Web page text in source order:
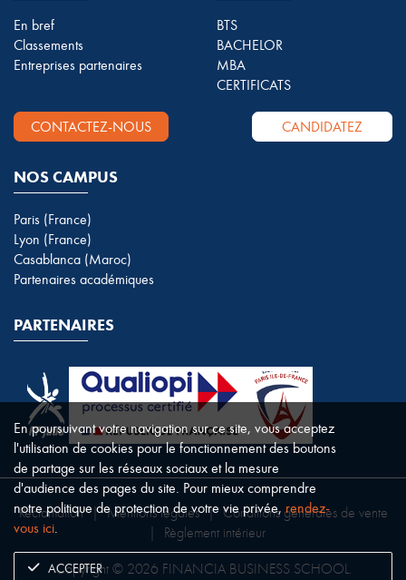
En bref
Classements
Entreprises partenaires
BTS
BACHELOR
MBA
CERTIFICATS
CONTACTEZ-NOUS CANDIDATEZ
NOS CAMPUS
Paris (France)
Lyon (France)
Casablanca (Maroc)
Partenaires académiques
PARTENAIRES
Copyright © 2026 FINANCIA BUSINESS SCHOOL.
Réclamation | Mentions légales | Conditions générales de vente
Règlement intérieur
En poursuivant votre navigation sur ce site, vous acceptez
l'utilisation de cookies pour le fonctionnement des boutons
de partage sur les réseaux sociaux et la mesure
d'audience des pages du site. Pour mieux comprendre
notre politique de protection de votre vie privée,rendez-
vous ici.
ACCEPTER